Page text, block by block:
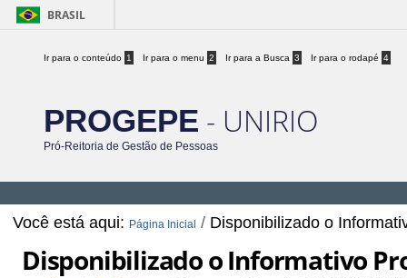
BRASIL
Ir para o conteúdo 1 Ir para o menu 2 Ir para a Busca 3 Ir para o rodapé 4
PROGEPE - UNIRIO
Pró-Reitoria de Gestão de Pessoas
Você está aqui: Página Inicial / Disponibilizado o
Disponibilizado o Informativo